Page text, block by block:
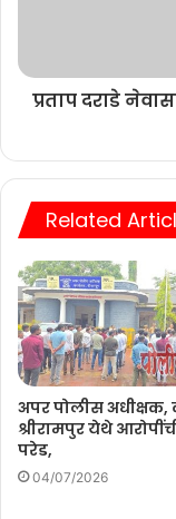
प्रताप दराडे
Related
अपर पोलीस अधीक्षक,
श्रीरामपुर येथे
परेड,
04/07/2026